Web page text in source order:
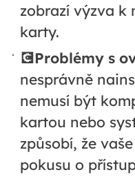
zobrazí výzva k
karty.
💽Problémy s
nesprávně
nemusí být
kartou nebo
způsobí, že
pokusu o